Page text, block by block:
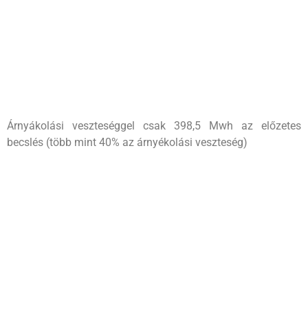
Árnyákolási veszteséggel csak 398,5 Mwh az előzetes
becslés (több mint 40% az árnyékolási veszteség)